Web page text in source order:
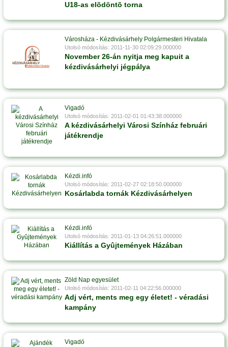
U18-as elõdöntõ torna
Városháza - Kézdivásárhely Polgármesteri Hivatala
Utolsó módosítás: 2011-11-30 02:09:29.000000
November 26-án nyitja meg kapuit a
kézdivásárhelyi jégpálya
Vigadó
Utolsó módosítás: 2011-02-01 01:43:38.000000
A kézdivásárhelyi Városi Színház februári
játékrendje
Kézdi.infó
Utolsó módosítás: 2011-02-27 02:18:50.000000
Kosárlabda tornák Kézdivásárhelyen
Kézdi.infó
Utolsó módosítás: 2011-01-13 04:26:51.000000
Kiállítás a Gyûjtemények Házában
Zöld Nap egyesület
Utolsó módosítás: 2011-02-11 04:22:56.000000
Adj vért, ments meg egy életet! - véradási
kampány
Vigadó